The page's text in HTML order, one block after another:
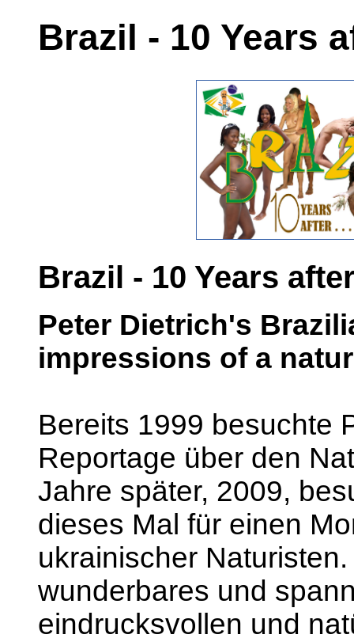
Brazil - 10 Years
Brazil - 10 Years
Peter Dietrich's
impressions of a
Bereits 1999 besuchte
Reportage über den
Jahre später, 2009,
dieses Mal für einen
ukrainischer
wunderbares und
eindrucksvollen und